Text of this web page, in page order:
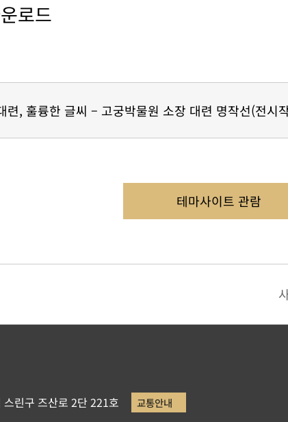
로드
련, 훌륭한 글씨 – 고궁박물원 소장 대련 명작선(전시
테마사이트 관람
린구 즈산로 2단 221호 교통안내